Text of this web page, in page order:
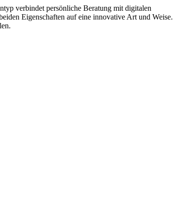
verbindet persönliche Beratung mit digitalen
Eigenschaften auf eine innovative Art und Weise.